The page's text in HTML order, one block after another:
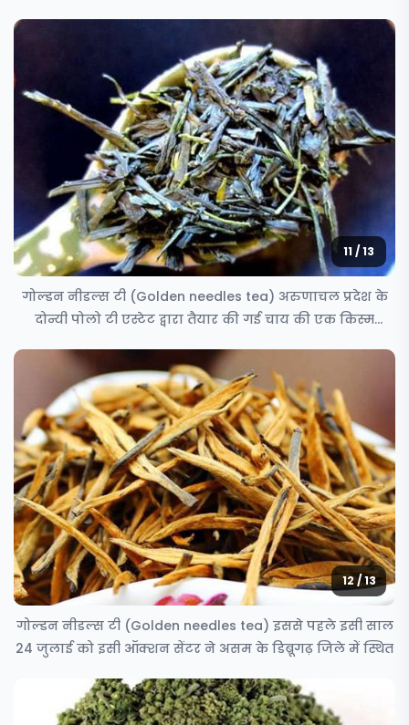
11 / 13
गोल्डन नीडल्स टी (Golden needles tea) अरुणाचल प्रदेश के
दोन्यी पोलो टी एस्टेट द्वारा तैयार की गई चाय की एक किस्म
12 / 13
गोल्डन नीडल्स टी (Golden needles tea) इससे पहले इसी साल
24 जुलाई को इसी ऑक्शन सेंटर ने असम के डिब्रूगढ़ जिले में स्थित